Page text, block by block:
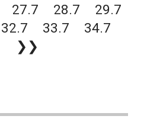
27.7 28.7
29.7
32.7 33.7
34.7
❯❯